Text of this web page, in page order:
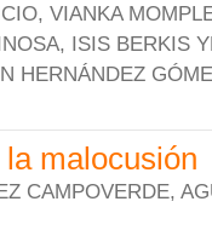
VIANKA
ISIS BERKIS
HERNÁNDEZ
malocusión
CAMPOVERDE,